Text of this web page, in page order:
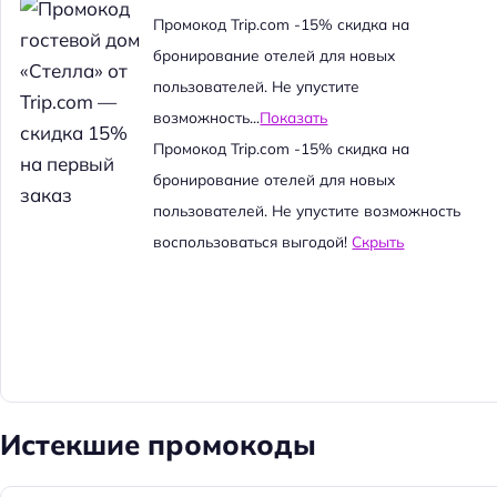
Промокод Trip.com -15% скидка на
бронирование отелей для новых
пользователей. Не упустите
возможность...Показать
Промокод Trip.com -15% скидка на
бронирование отелей для новых
пользователей. Не упустите возможность
воспользоваться выгодой!Скрыть
Истекшие промокоды